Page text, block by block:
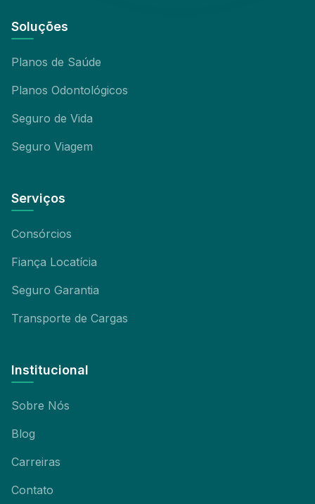
Soluções
Planos de Saúde
Planos Odontológicos
Seguro de Vida
Seguro Viagem
Serviços
Consórcios
Fiança Locatícia
Seguro Garantia
Transporte de Cargas
Institucional
Sobre Nós
Blog
Carreiras
Contato